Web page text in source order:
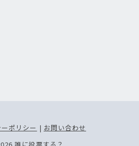
ポリシー | お問い合わせ